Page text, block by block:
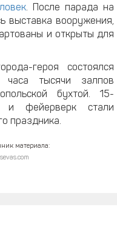
. После парада на
выставка вооружения,
и открыты для
героя состоялся
тысячи залпов
бухтой. 15-
и фейерверк стали
праздника.
материала: